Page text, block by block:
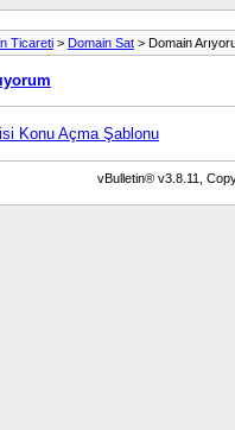
Ticareti > Domain Sat > Domain
Konu Açma Şablonu
vBulletin® v3.8.11,